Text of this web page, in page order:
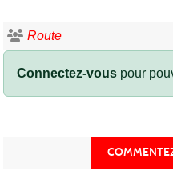
Route
Connectez-vous pour